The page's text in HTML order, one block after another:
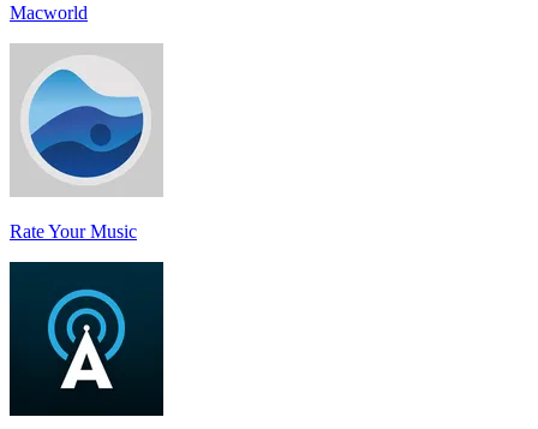
Macworld
Rate Your Music